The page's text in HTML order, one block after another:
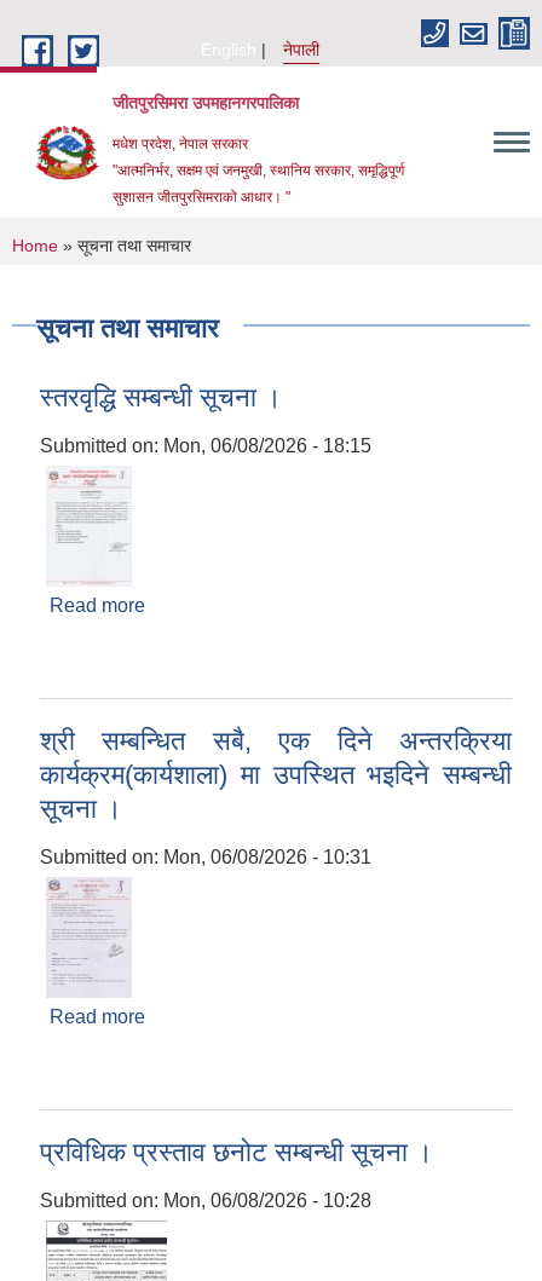
English
नेपाली
जीतपुरसिमरा उपमहानगरपालिका
मधेश प्रदेश, नेपाल सरकार
"आत्मनिर्भर, सक्षम एवं जनमुखी, स्थानिय सरकार, समृद्धिपूर्ण
सुशासन जीतपुरसिमराको आधार। "
You are here
Home » सूचना तथा समाचार
सूचना तथा समाचार
स्तरवृद्धि सम्बन्धी सूचना ।
Submitted on: Mon, 06/08/2026 - 18:15
Read more
श्री सम्बन्धित सबै, एक दिने अन्तरक्रिया
कार्यक्रम(कार्यशाला) मा उपस्थित भइदिने सम्बन्धी
सूचना ।
Submitted on: Mon, 06/08/2026 - 10:31
Read more
प्रविधिक प्रस्ताव छनोट सम्बन्धी सूचना ।
Submitted on: Mon, 06/08/2026 - 10:28